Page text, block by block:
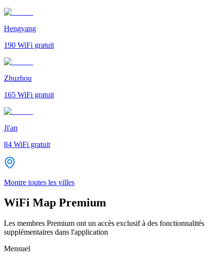
Hengyang
190 WiFi gratuit
Zhuzhou
165 WiFi gratuit
Ji'an
84 WiFi gratuit
Montre toutes les villes
WiFi Map Premium
Les membres Premium ont un accès exclusif à des fonctionnalités
supplémentaires dans l'application
Mensuel